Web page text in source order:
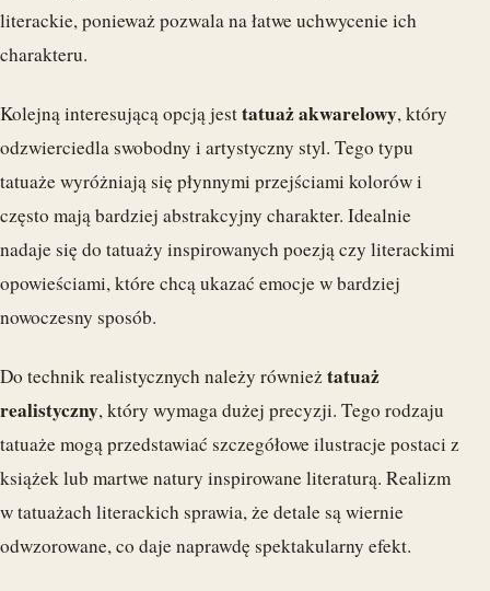
literackie, ponieważ pozwala na łatwe uchwycenie ich
charakteru.
Kolejną interesującą opcją jesttatuaż akwarelowy, który
odzwierciedla swobodny i artystyczny styl. Tego typu
tatuaże wyróżniają się płynnymi przejściami kolorów i
często mają bardziej abstrakcyjny charakter. Idealnie
nadaje się do tatuaży inspirowanych poezją czy literackimi
opowieściami, które chcą ukazać emocje w bardziej
nowoczesny sposób.
Do technik realistycznych należy równieżtatuaż
realistyczny, który wymaga dużej precyzji. Tego rodzaju
tatuaże mogą przedstawiać szczegółowe ilustracje postaci z
książek lub martwe natury inspirowane literaturą. Realizm
w tatuażach literackich sprawia, że detale są wiernie
odwzorowane, co daje naprawdę spektakularny efekt.